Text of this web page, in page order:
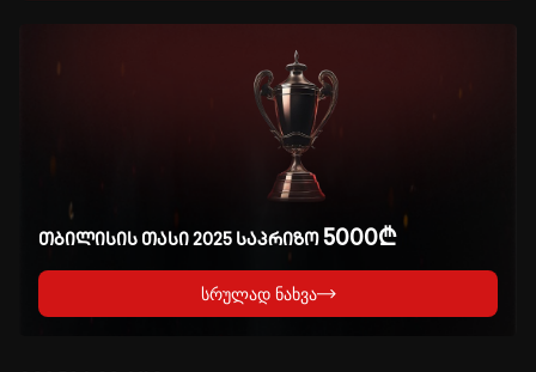
თბილისის თასი 2025 საპრიზო 5000₾
სრულად ნახვა